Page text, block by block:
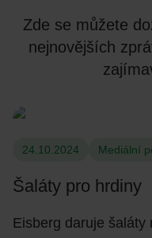
Zde se můžete
nejnovějších
24.10.2024 Mediální
Šaláty pro hrdiny
Eisberg daruje